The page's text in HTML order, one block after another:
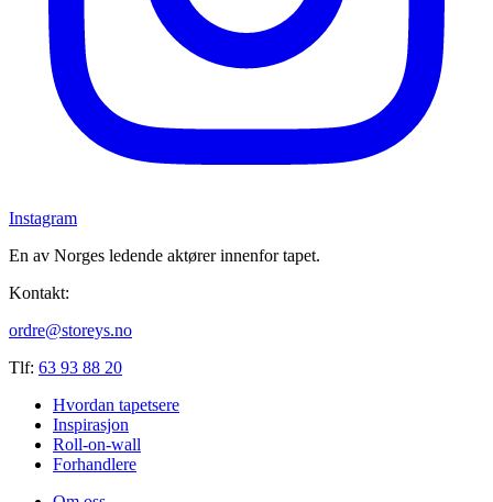
Instagram
En av Norges ledende aktører innenfor tapet.
Kontakt:
ordre@storeys.no
Tlf: 63 93 88 20
Hvordan tapetsere
Inspirasjon
Roll-on-wall
Forhandlere